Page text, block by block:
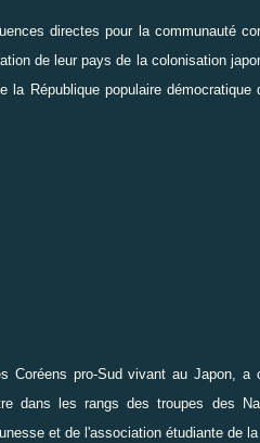
directes pour la communauté
de leur pays de la colonisation
République populaire démocratique
Coréens pro-Sud vivant au Japon, a
dans les rangs des troupes des
et de l'association étudiante de